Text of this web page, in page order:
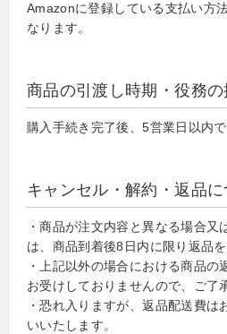
Amazonに登録している支払い方
なります。
商品の引渡し時期・役務の
購入手続き完了後、5営業日以内
キャンセル・解約・返品に
・商品が注文内容と異なる場合又
は、商品到着後8日内に限り返品を
・上記以外の場合における商品の
お受けしておりませんので、ご了
・恐れ入りますが、返品配送費
いいたします。